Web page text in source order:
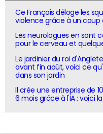
Ce Français déloge les
violence grâce à un
Les neurologues en sont
pour le cerveau et
Le jardinier du roi
avant fin août, voici ce
dans son jardin
Il crée une entreprise de
6 mois grâce à l'IA : voici